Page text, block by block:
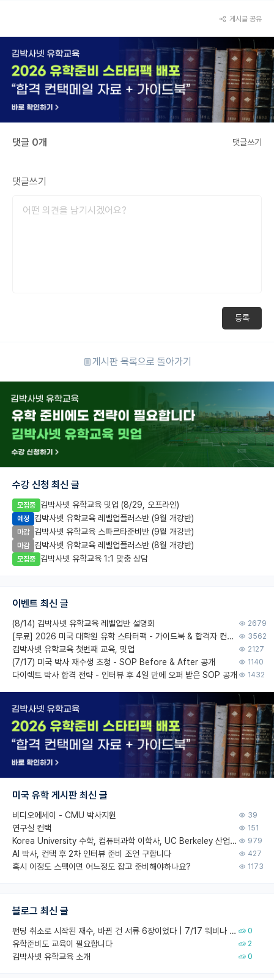
게시글 공유
댓글 0개 댓글쓰기
댓글쓰기
등록
게시판 목록으로 돌아가기
수강 신청 최신 글
모집중 김박사넷 유학교육 밋업 (8/29, 오프라인)
예정 김박사넷 유학교육 레벨업플러스반 (9월 개강반)
마감 김박사넷 유학교육 스파르타준비반 (9월 개강반)
마감 김박사넷 유학교육 레벨업플러스반 (8월 개강반)
모집중 김박사넷 유학교육 1:1 맞춤 상담
이벤트 최신 글
(8/14) 김박사넷 유학교육 레벨업반 설명회 2679
[무료] 2026 미국 대학원 유학 스타터팩 - 가이드북 & 합격자 컨택메일 템플릿 3562
김박사넷 유학교육 첫번째 교육, 밋업 2127
(7/17) 미국 박사 재수생 초청 - SOP Before & After 공개 1140
다이렉트 박사 합격 전략 - 인터뷰 후 4일 만에 오퍼 받은 SOP 공개 1432
미국 유학 게시판 최신 글
비디오에세이 - CMU 박사지원 39
연구실 컨택 151
Korea University 수학, 컴퓨터과학 이학사, UC Berkeley 산업공학 대학원 공학박사가 되는 것은 쉽지 않겠죠? 979
AI 박사, 컨택 후 2차 인터뷰 준비 조언 구합니다 427
혹시 이정도 스펙이면 어느정도 잡고 준비해야하나요? 1173
블로그 최신 글
펀딩 취소로 시작된 재수, 바뀐 건 서류 6장이었다 | 7/17 웨비나 회고 0
유학준비도 교육이 필요합니다 2
김박사넷 유학교육 소개 0